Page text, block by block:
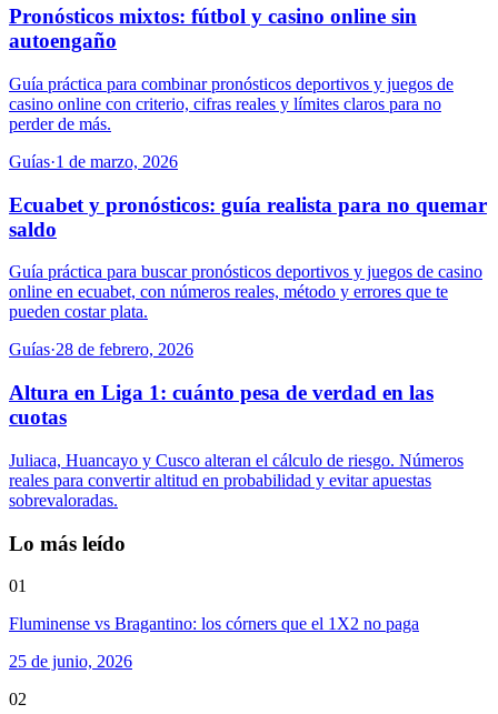
Pronósticos mixtos: fútbol y casino online sin
autoengaño
Guía práctica para combinar pronósticos deportivos y juegos de
casino online con criterio, cifras reales y límites claros para no
perder de más.
Guías·1 de marzo, 2026
Ecuabet y pronósticos: guía realista para no quemar
saldo
Guía práctica para buscar pronósticos deportivos y juegos de casino
online en ecuabet, con números reales, método y errores que te
pueden costar plata.
Guías·28 de febrero, 2026
Altura en Liga 1: cuánto pesa de verdad en las
cuotas
Juliaca, Huancayo y Cusco alteran el cálculo de riesgo. Números
reales para convertir altitud en probabilidad y evitar apuestas
sobrevaloradas.
Lo más leído
01
Fluminense vs Bragantino: los córners que el 1X2 no paga
25 de junio, 2026
02